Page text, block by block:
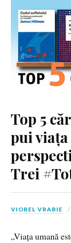
Top 5
pui
Trei
VIOREL VRABIE
„Viața umană